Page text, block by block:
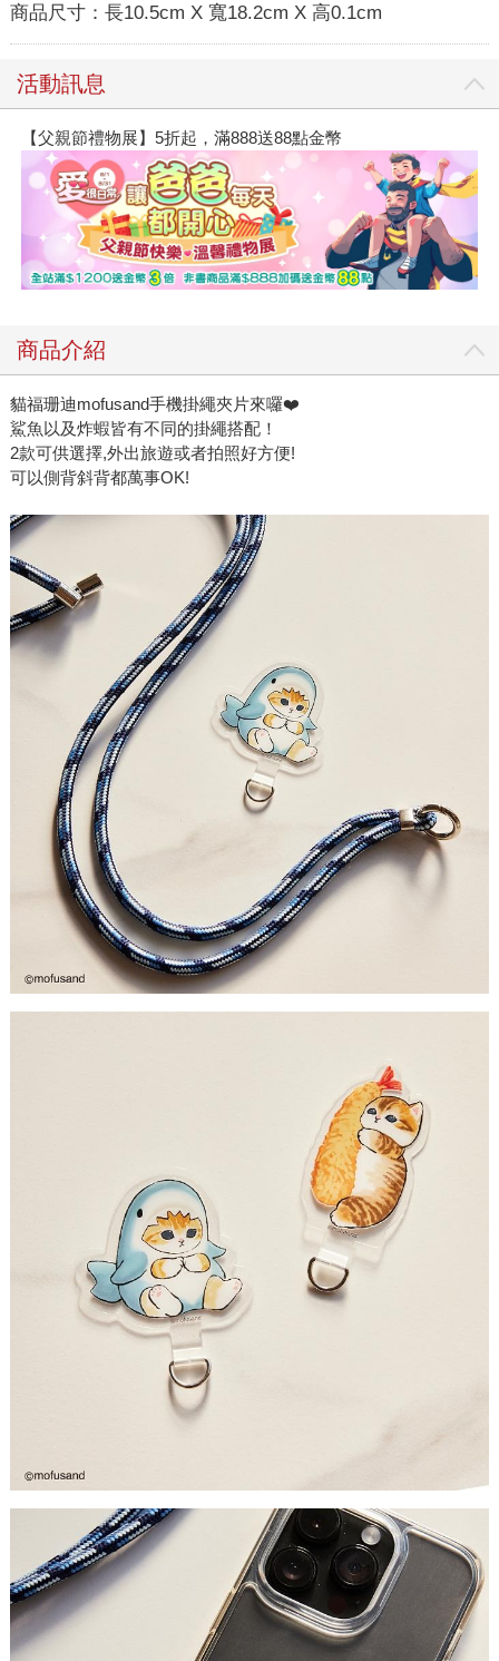
商品尺寸： 長10.5cm X 寬18.2cm X 高0.1cm
活動訊息
【父親節禮物展】5折起，滿888送88點金幣
商品介紹
貓福珊迪mofusand手機掛繩夾片來囉❤️
鯊魚以及炸蝦皆有不同的掛繩搭配！
2款可供選擇,外出旅遊或者拍照好方便!
可以側背斜背都萬事OK!